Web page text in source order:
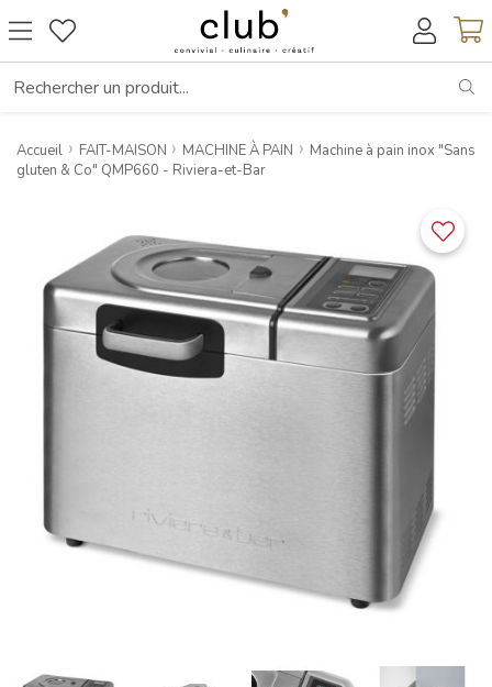
Accueil FAIT-MAISON MACHINE À PAIN
Machine à pain inox "Sans
gluten & Co" QMP660 - Riviera-et-Bar